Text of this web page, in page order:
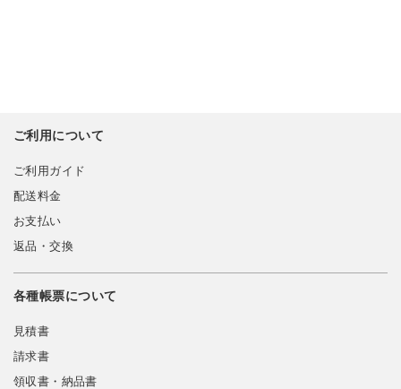
ご利用について
ご利用ガイド
配送料金
お支払い
返品・交換
各種帳票について
見積書
請求書
領収書・納品書